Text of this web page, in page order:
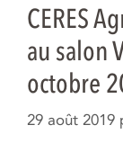
CERES
au salon
octobre
29 août 2019